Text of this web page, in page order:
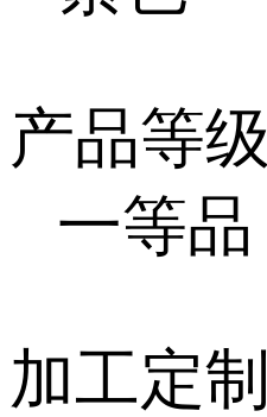
产品等级
一等品
加工定制